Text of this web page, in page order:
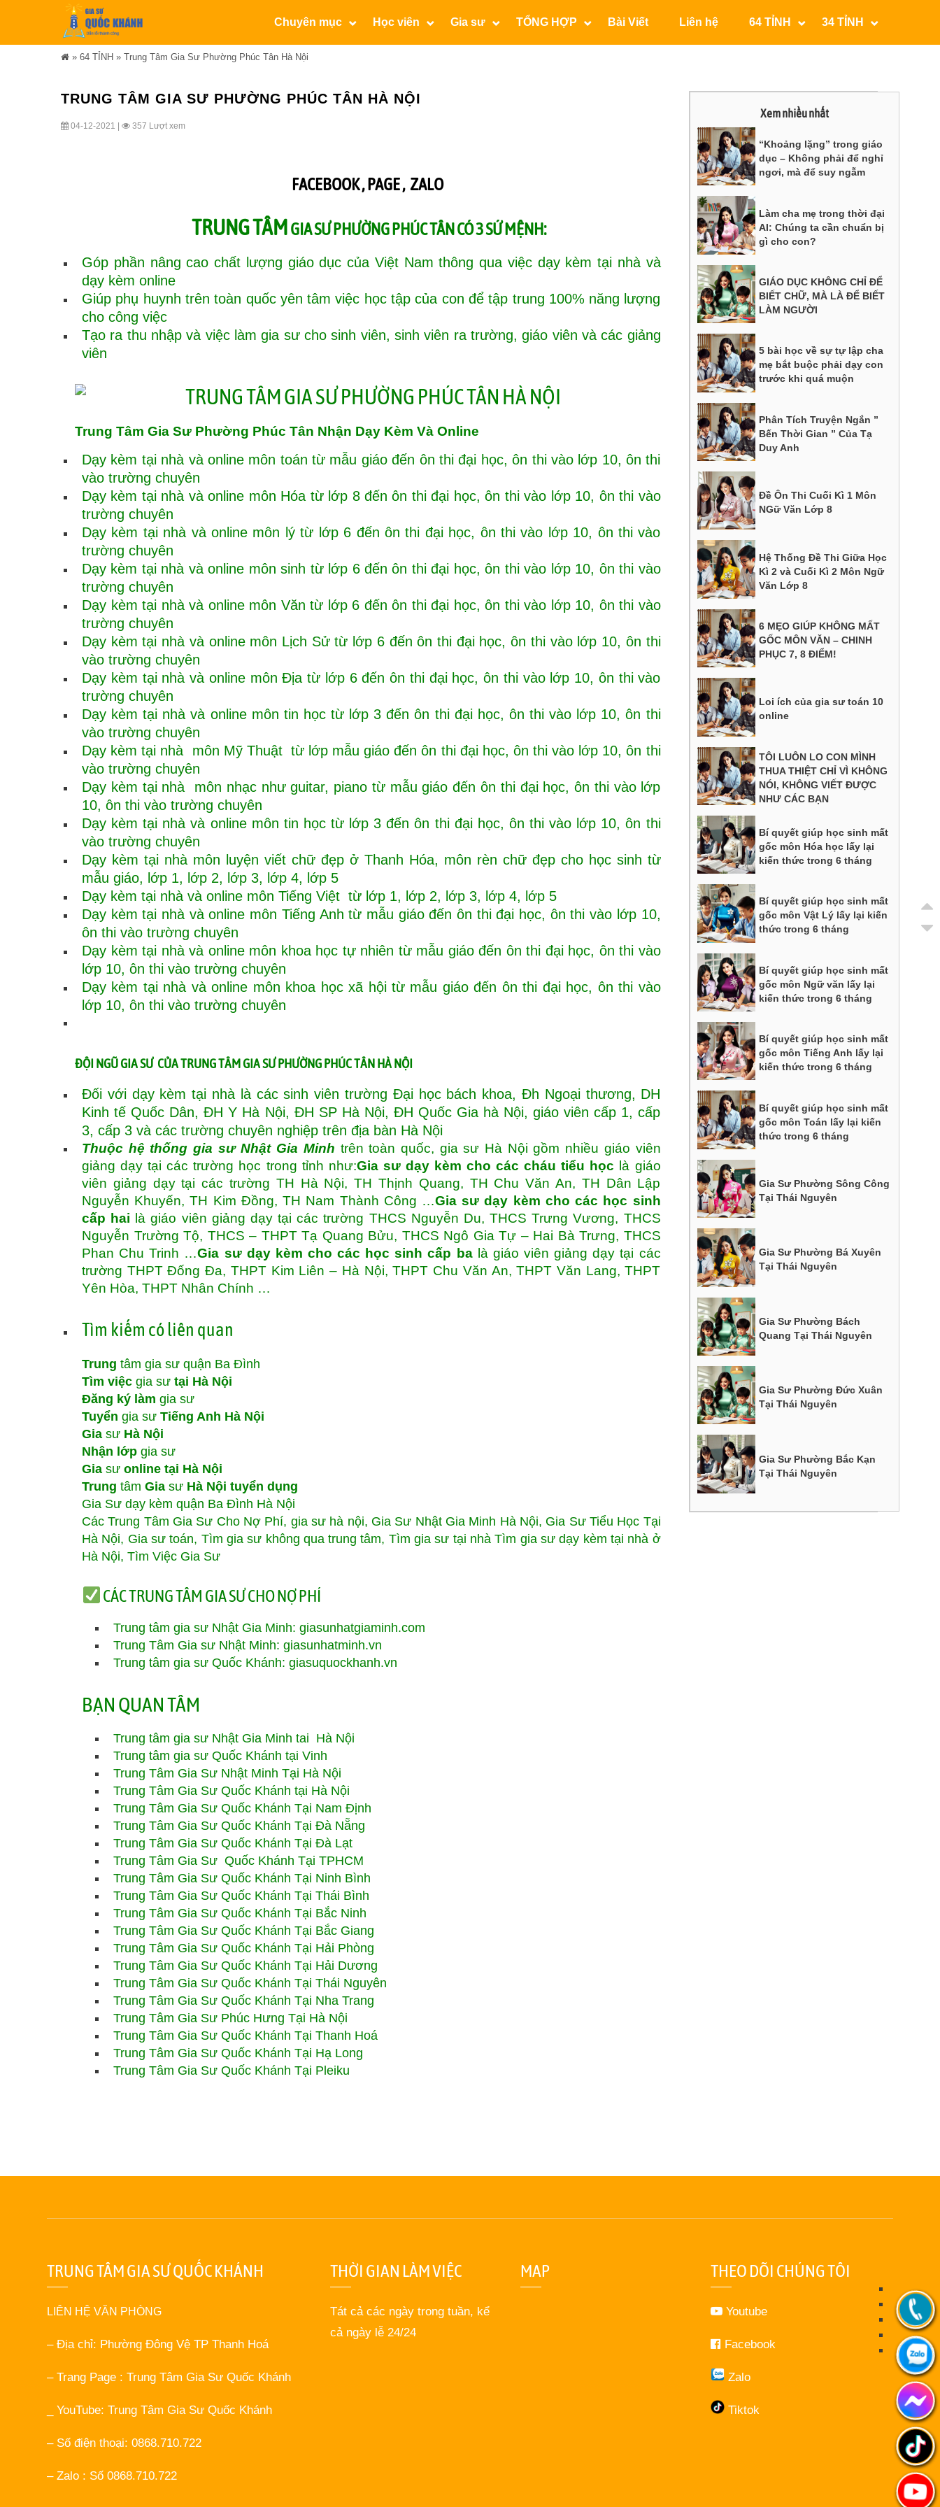
Chuyên mục Học viên Gia sư TỔNG HỢP Bài Viết Liên hệ 64 TỈNH 34 TỈNH
» 64 TỈNH » Trung Tâm Gia Sư Phường Phúc Tân Hà Nội
TRUNG TÂM GIA SƯ PHƯỜNG PHÚC TÂN HÀ NỘI
04-12-2021 | 357 Lượt xem
FACEBOOK ,PAGE,ZALO
TRUNG TÂMGIA SƯ PHƯỜNG PHÚC TÂN CÓ 3 SỨ MỆNH:
Góp phần nâng cao chất lượng giáo dục của Việt Nam thông qua việc dạy kèm tại nhà và
dạy kèm online
Giúp phụ huynh trên toàn quốc yên tâm việc học tập của con để tập trung 100% năng lượng
cho công việc
Tạo ra thu nhập và việc làm gia sư cho sinh viên, sinh viên ra trường, giáo viên và các giảng
viên
Trung Tâm Gia Sư Phường Phúc Tân Nhận Dạy Kèm Và Online
Dạy kèm tại nhà và online môn toán từ mẫu giáo đến ôn thi đại học, ôn thi vào lớp 10, ôn thi
vào trường chuyên
Dạy kèm tại nhà và online môn Hóa từ lớp 8 đến ôn thi đại học, ôn thi vào lớp 10, ôn thi vào
trường chuyên
Dạy kèm tại nhà và online môn lý từ lớp 6 đến ôn thi đại học, ôn thi vào lớp 10, ôn thi vào
trường chuyên
Dạy kèm tại nhà và online môn sinh từ lớp 6 đến ôn thi đại học, ôn thi vào lớp 10, ôn thi vào
trường chuyên
Dạy kèm tại nhà và online môn Văn từ lớp 6 đến ôn thi đại học, ôn thi vào lớp 10, ôn thi vào
trường chuyên
Dạy kèm tại nhà và online môn Lịch Sử từ lớp 6 đến ôn thi đại học, ôn thi vào lớp 10, ôn thi
vào trường chuyên
Dạy kèm tại nhà và online môn Địa từ lớp 6 đến ôn thi đại học, ôn thi vào lớp 10, ôn thi vào
trường chuyên
Dạy kèm tại nhà và online môn tin học từ lớp 3 đến ôn thi đại học, ôn thi vào lớp 10, ôn thi
vào trường chuyên
Dạy kèm tại nhà môn Mỹ Thuật từ lớp mẫu giáo đến ôn thi đại học, ôn thi vào lớp 10, ôn thi
vào trường chuyên
Dạy kèm tại nhà môn nhạc như guitar, piano từ mẫu giáo đến ôn thi đại học, ôn thi vào lớp
10, ôn thi vào trường chuyên
Dạy kèm tại nhà và online môn tin học từ lớp 3 đến ôn thi đại học, ôn thi vào lớp 10, ôn thi
vào trường chuyên
Dạy kèm tại nhà môn luyện viết chữ đẹp ở Thanh Hóa, môn rèn chữ đẹp cho học sinh từ
mẫu giáo, lớp 1, lớp 2, lớp 3, lớp 4, lớp 5
Dạy kèm tại nhà và online môn Tiếng Việt từ lớp 1, lớp 2, lớp 3, lớp 4, lớp 5
Dạy kèm tại nhà và online môn Tiếng Anh từ mẫu giáo đến ôn thi đại học, ôn thi vào lớp 10,
ôn thi vào trường chuyên
Dạy kèm tại nhà và online môn khoa học tự nhiên từ mẫu giáo đến ôn thi đại học, ôn thi vào
lớp 10, ôn thi vào trường chuyên
Dạy kèm tại nhà và online môn khoa học xã hội từ mẫu giáo đến ôn thi đại học, ôn thi vào
lớp 10, ôn thi vào trường chuyên
ĐỘI NGŨ GIA SƯ CỦA TRUNG TÂM GIA SƯ PHƯỜNG PHÚC TÂN HÀ NỘI
Đối với dạy kèm tại nhà là các sinh viên trường Đại học bách khoa, Đh Ngoại thương, DH
Kinh tế Quốc Dân, ĐH Y Hà Nội, ĐH SP Hà Nội, ĐH Quốc Gia hà Nội, giáo viên cấp 1, cấp
3, cấp 3 và các trường chuyên nghiệp trên địa bàn Hà Nội
Thuộc hệ thống gia sư Nhật Gia Minh trên toàn quốc, gia sư Hà Nội gồm nhiều giáo viên
giảng dạy tại các trường học trong tỉnh như:Gia sư dạy kèm cho các cháu tiểu học là giáo
viên giảng dạy tại các trường TH Hà Nội, TH Thịnh Quang, TH Chu Văn An, TH Dân Lập
Nguyễn Khuyến, TH Kim Đồng, TH Nam Thành Công …Gia sư dạy kèm cho các học sinh
cấp hai là giáo viên giảng dạy tại các trường THCS Nguyễn Du, THCS Trưng Vương, THCS
Nguyễn Trường Tộ, THCS – THPT Tạ Quang Bửu, THCS Ngô Gia Tự – Hai Bà Trưng, THCS
Phan Chu Trinh …Gia sư dạy kèm cho các học sinh cấp balà giáo viên giảng dạy tại các
trường THPT Đống Đa, THPT Kim Liên – Hà Nội, THPT Chu Văn An, THPT Văn Lang, THPT
Yên Hòa, THPT Nhân Chính …
Tìm kiếm có liên quan
Trung tâm gia sư quận Ba Đình
Tìm việc gia sư tại Hà Nội
Đăng ký làm gia sư
Tuyển gia sư Tiếng Anh Hà Nội
Gia sư Hà Nội
Nhận lớp gia sư
Gia sư online tại Hà Nội
Trung tâm Gia sư Hà Nội tuyển dụng
Gia Sư dạy kèm quận Ba Đình Hà Nội
Các Trung Tâm Gia Sư Cho Nợ Phí, gia sư hà nội, Gia Sư Nhật Gia Minh Hà Nội, Gia Sư Tiểu Học Tại
Hà Nội, Gia sư toán, Tìm gia sư không qua trung tâm, Tìm gia sư tại nhà Tìm gia sư dạy kèm tại nhà ở
Hà Nội, Tìm Việc Gia Sư
CÁC TRUNG TÂM GIA SƯ CHO NỢ PHÍ
Trung tâm gia sư Nhật Gia Minh: giasunhatgiaminh.com
Trung Tâm Gia sư Nhật Minh: giasunhatminh.vn
Trung tâm gia sư Quốc Khánh: giasuquockhanh.vn
BẠN QUAN TÂM
Trung tâm gia sư Nhật Gia Minh tai Hà Nội
Trung tâm gia sư Quốc Khánh tại Vinh
Trung Tâm Gia Sư Nhật Minh Tại Hà Nội
Trung Tâm Gia Sư Quốc Khánh tại Hà Nội
Trung Tâm Gia Sư Quốc Khánh Tại Nam Định
Trung Tâm Gia Sư Quốc Khánh Tại Đà Nẵng
Trung Tâm Gia Sư Quốc Khánh Tại Đà Lạt
Trung Tâm Gia Sư Quốc Khánh Tại TPHCM
Trung Tâm Gia Sư Quốc Khánh Tại Ninh Bình
Trung Tâm Gia Sư Quốc Khánh Tại Thái Bình
Trung Tâm Gia Sư Quốc Khánh Tại Bắc Ninh
Trung Tâm Gia Sư Quốc Khánh Tại Bắc Giang
Trung Tâm Gia Sư Quốc Khánh Tại Hải Phòng
Trung Tâm Gia Sư Quốc Khánh Tại Hải Dương
Trung Tâm Gia Sư Quốc Khánh Tại Thái Nguyên
Trung Tâm Gia Sư Quốc Khánh Tại Nha Trang
Trung Tâm Gia Sư Phúc Hưng Tại Hà Nội
Trung Tâm Gia Sư Quốc Khánh Tại Thanh Hoá
Trung Tâm Gia Sư Quốc Khánh Tại Hạ Long
Trung Tâm Gia Sư Quốc Khánh Tại Pleiku
Xem nhiều nhất
“Khoảng lặng” trong giáo
dục – Không phải để nghỉ
ngơi, mà để suy ngẫm
Làm cha mẹ trong thời đại
AI: Chúng ta cần chuẩn bị
gì cho con?
GIÁO DỤC KHÔNG CHỈ ĐỂ
BIẾT CHỮ, MÀ LÀ ĐỂ BIẾT
LÀM NGƯỜI
5 bài học về sự tự lập cha
mẹ bắt buộc phải dạy con
trước khi quá muộn
Phân Tích Truyện Ngắn ”
Bến Thời Gian ” Của Tạ
Duy Anh
Đề Ôn Thi Cuối Kì 1 Môn
NGữ Văn Lớp 8
Hệ Thống Đề Thi Giữa Học
Kì 2 và Cuối Kì 2 Môn Ngữ
Văn Lớp 8
6 MẸO GIÚP KHÔNG MẤT
GỐC MÔN VĂN – CHINH
PHỤC 7, 8 ĐIỂM!
Loi ích của gia sư toán 10
online
TÔI LUÔN LO CON MÌNH
THUA THIỆT CHỈ VÌ KHÔNG
NÓI, KHÔNG VIẾT ĐƯỢC
NHƯ CÁC BẠN
Bí quyết giúp học sinh mất
gốc môn Hóa học lấy lại
kiến thức trong 6 tháng
Bí quyết giúp học sinh mất
gốc môn Vật Lý lấy lại kiến
thức trong 6 tháng
Bí quyết giúp học sinh mất
gốc môn Ngữ văn lấy lại
kiến thức trong 6 tháng
Bí quyết giúp học sinh mất
gốc môn Tiếng Anh lấy lại
kiến thức trong 6 tháng
Bí quyết giúp học sinh mất
gốc môn Toán lấy lại kiến
thức trong 6 tháng
Gia Sư Phường Sông Công
Tại Thái Nguyên
Gia Sư Phường Bá Xuyên
Tại Thái Nguyên
Gia Sư Phường Bách
Quang Tại Thái Nguyên
Gia Sư Phường Đức Xuân
Tại Thái Nguyên
Gia Sư Phường Bắc Kạn
Tại Thái Nguyên
TRUNG TÂM GIA SƯ QUỐC KHÁNH
LIÊN HỆ VĂN PHÒNG
– Địa chỉ: Phường Đông Vệ TP Thanh Hoá
– Trang Page : Trung Tâm Gia Sư Quốc Khánh
_ YouTube: Trung Tâm Gia Sư Quốc Khánh
– Số điện thoại: 0868.710.722
– Zalo : Số 0868.710.722
THỜI GIAN LÀM VIỆC
Tát cả các ngày trong tuần, kể
cả ngày lễ 24/24
MAP THEO DÕI CHÚNG TÔI
Youtube
Facebook
Zalo
Tiktok